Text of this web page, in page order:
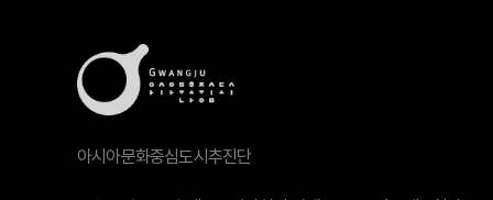
아시아문화중심도시추진단